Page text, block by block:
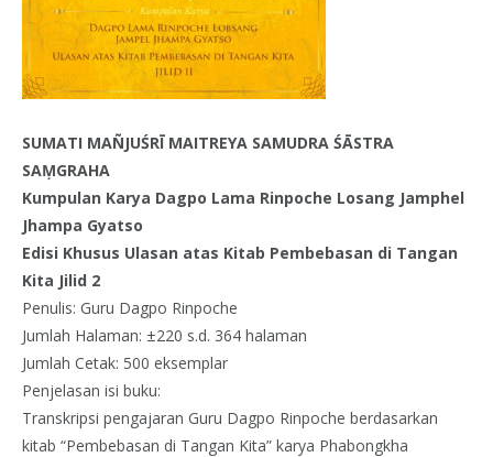
SUMATI MAÑJUŚRĪ MAITREYA SAMUDRA ŚĀSTRA
SAṂGRAHA
Kumpulan Karya Dagpo Lama Rinpoche Losang Jamphel
Jhampa Gyatso
Edisi Khusus Ulasan atas Kitab Pembebasan di Tangan
Kita Jilid 2
Penulis: Guru Dagpo Rinpoche
Jumlah Halaman: ±220 s.d. 364 halaman
Jumlah Cetak: 500 eksemplar
Penjelasan isi buku:
Transkripsi pengajaran Guru Dagpo Rinpoche berdasarkan
kitab “Pembebasan di Tangan Kita” karya Phabongkha